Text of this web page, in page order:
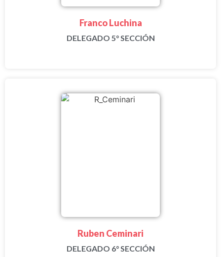
Franco Luchina
DELEGADO 5° SECCIÓN
Ruben Ceminari
DELEGADO 6° SECCIÓN